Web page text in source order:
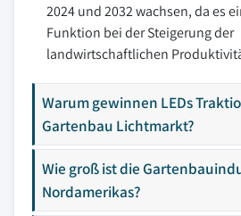
2024 und 2032 wachsen, da es
Funktion bei der Steigerung der
landwirtschaftlichen
Warum gewinnen LEDs
Gartenbau Lichtmarkt?
Wie groß ist die
Nordamerikas?